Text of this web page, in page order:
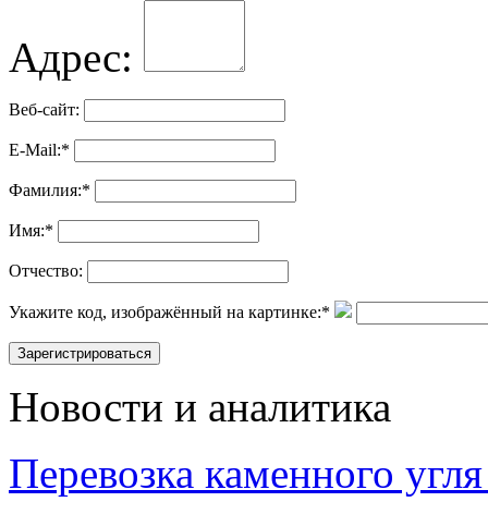
Адрес:
Веб-сайт:
E-Mail:*
Фамилия:*
Имя:*
Отчество:
Укажите код, изображённый на картинке:*
Новости и аналитика
Перевозка каменного